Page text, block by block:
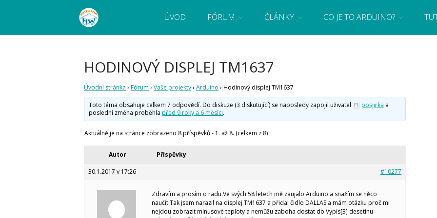
Bastlírna HWKITCHEN
Webový magazín o bastlení a tvoření. Naučte se základy programování a elektroniky zábavnou formou! Arduino a microbit
ÚVOD FÓRUM ČLÁNKY CO JE TO ARDUINO?
HODINOVÝ DISPLEJ TM1637
Úvodní stránka › Fórum › Vaše projekty› Arduino › Hodinový displej TM1637
Toto téma obsahuje celkem 7 odpovědí. Do diskuze (3 diskutující) se naposledy zapojil uživatel posjirka a
poslední změna proběhla před 9 roky a 6 měsíci.
Aktuálně je na stránce zobrazeno 8 příspěvků - 1. až 8. (celkem z 8)
Autor Příspěvky
30.1.2017 v 17:26 #10277
Zdravím a prosím o radu.Ve svých 58 letech mě zaujalo Arduino a snažím se něco
naučit.Tak jsem narazil na displej TM1637 a přidal čidlo DALLAS a mám otázku proč mi
nejdou zobrazit mínusové teploty a nemůžu zaboha dostat do Vypis[3] desetinu